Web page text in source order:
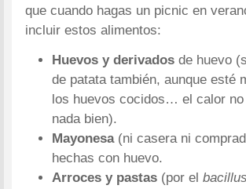
que cuando hagas un picnic en
incluir estos alimentos:
Huevos y derivados de huevo
de patata también, aunque esté
los huevos cocidos… el calor
nada bien).
Mayonesa(ni casera ni
hechas con huevo.
Arroces y pastas (por elbacillus